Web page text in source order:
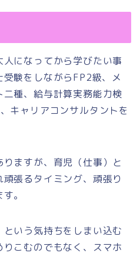
になってから学びたい事
験をしながらFP2級、メ
種、給与計算実務能力検
キャリアコンサルタントを
ますが、育児（仕事）と
張るタイミング、頑張り
。
いう気持ちをしまい込む
こむのでもなく、スマホ